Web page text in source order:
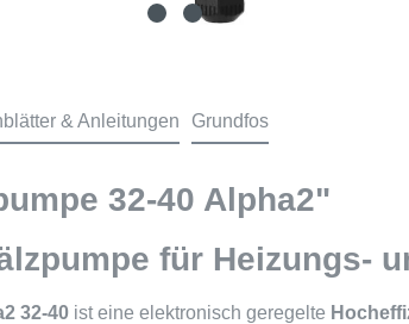
& Anleitungen Grundfos
32-40 Alpha2"
für Heizungs-
32-40 ist eine elektronisch geregelte